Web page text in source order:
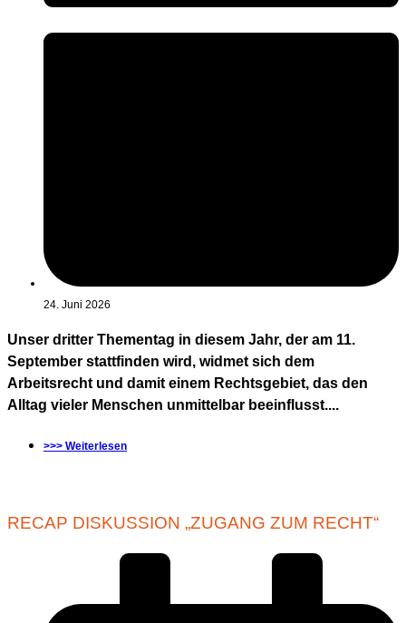
24. Juni 2026
Unser dritter Thementag in diesem Jahr, der am 11.
September stattfinden wird, widmet sich dem
Arbeitsrecht und damit einem Rechtsgebiet, das den
Alltag vieler Menschen unmittelbar beeinflusst....
>>> Weiterlesen
RECAP DISKUSSION „ZUGANG ZUM RECHT“